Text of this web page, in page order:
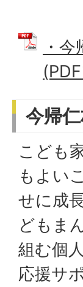
・
今帰
こども
もよい
せに成
どもま
組む個
応援サ